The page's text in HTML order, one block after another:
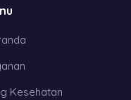
Kesehatan